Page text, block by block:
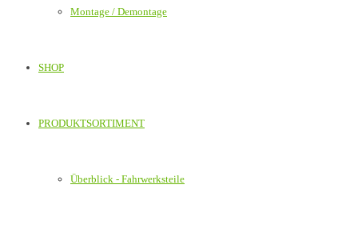
Montage / Demontage
SHOP
PRODUKTSORTIMENT
Überblick - Fahrwerksteile